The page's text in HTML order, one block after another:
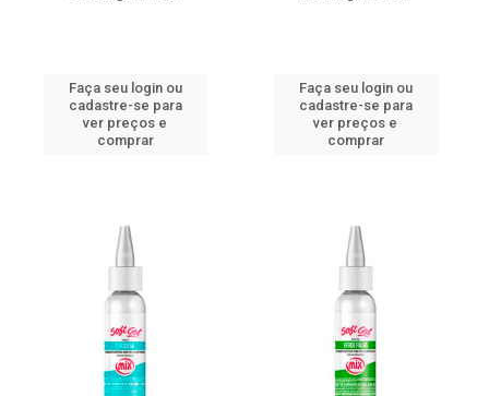
Faça seu login ou
cadastre-se para
ver preços e
comprar
Faça seu login ou
cadastre-se para
ver preços e
comprar